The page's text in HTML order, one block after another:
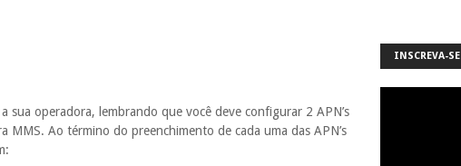
sua operadora, lembrando que você deve configurar 2 APN’s
MMS. Ao término do preenchimento de cada uma das APN’s
INSCREVA-SE